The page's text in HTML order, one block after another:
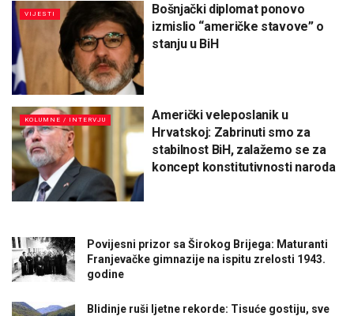
VIJESTI
Bošnjački diplomat ponovo
izmislio “američke stavove” o
stanju u BiH
KOLUMNE / INTERVJU
Američki veleposlanik u
Hrvatskoj: Zabrinuti smo za
stabilnost BiH, zalažemo se za
koncept konstitutivnosti naroda
Povijesni prizor sa Širokog Brijega: Maturanti
Franjevačke gimnazije na ispitu zrelosti 1943.
godine
Blidinje ruši ljetne rekorde: Tisuće gostiju, sve